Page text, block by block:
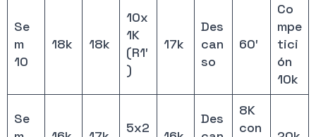
Se
m
10
18k 18k
10x
1K
(R1′
)
17k
Des
can
so
60′
Co
mpe
tici
ón
10k
Se
5x2
Des
8K
con